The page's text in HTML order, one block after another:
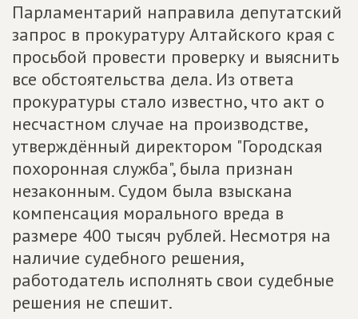
Парламентарий направила депутатский
запрос в прокуратуру Алтайского края с
просьбой провести проверку и выяснить
все обстоятельства дела. Из ответа
прокуратуры стало известно, что акт о
несчастном случае на производстве,
утверждённый директором "Городская
похоронная служба", была признан
незаконным. Судом была взыскана
компенсация морального вреда в
размере 400 тысяч рублей. Несмотря на
наличие судебного решения,
работодатель исполнять свои судебные
решения не спешит.